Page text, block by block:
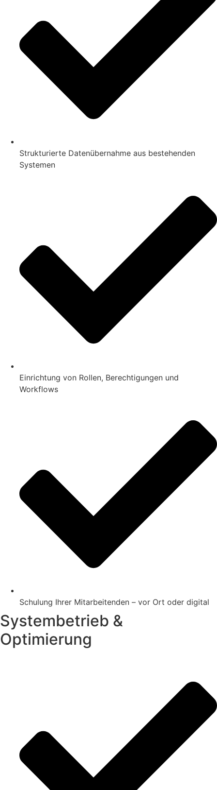
Strukturierte Datenübernahme aus bestehenden
Systemen
Einrichtung von Rollen, Berechtigungen und
Workflows
Schulung Ihrer Mitarbeitenden – vor Ort oder digital
Systembetrieb &
Optimierung